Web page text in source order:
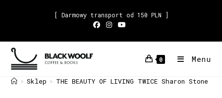
[ Darmowy transport od 150 PLN ]
0 Menu
> Sklep > THE BEAUTY OF LIVING TWICE Sharon Stone